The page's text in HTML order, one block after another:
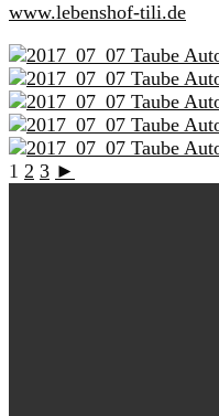
www.lebenshof-tili.de
1 2 3 ►